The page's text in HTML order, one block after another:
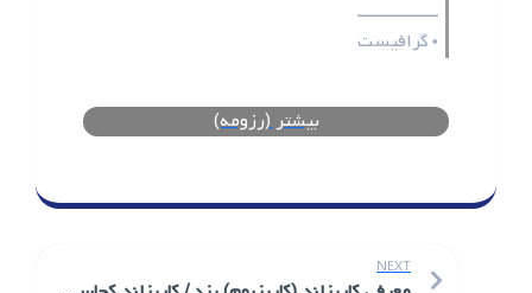
ـــــــــــــــــ
• گرافیست
بیشتر (رزومه)
NEXT